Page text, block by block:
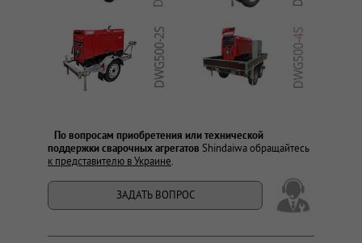
По вопросам приобретения или технической
поддержки сварочных агрегатов Shindaiwa обращайтесь
к представителю в Украине.
ЗАДАТЬ ВОПРОС